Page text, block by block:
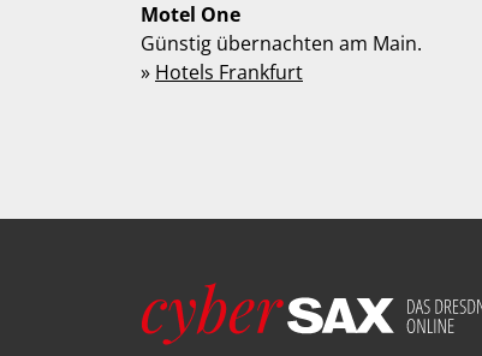
Motel One
Günstig übernachten am Main.
» Hotels Frankfurt